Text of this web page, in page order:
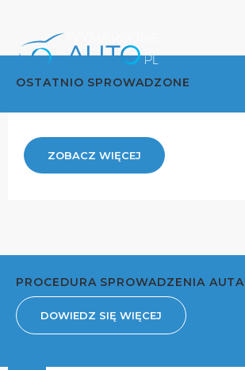
OSTATNIO SPROWADZONE
ZOBACZ WIĘCEJ
PROCEDURA SPROWADZENIA AUTA
DOWIEDZ SIĘ WIĘCEJ